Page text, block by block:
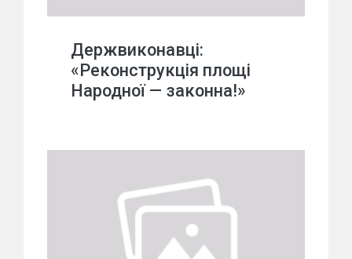
Держвиконавці:
«Реконструкція площі
Народної — законна!»